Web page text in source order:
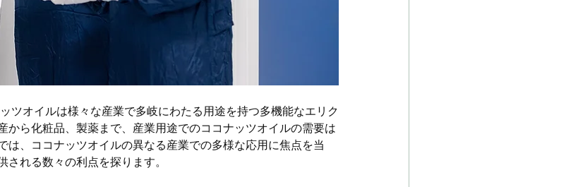
ツオイルは様々な産業で多岐にわたる用途を持つ多機能なエリク
から化粧品、製薬まで、産業用途でのココナッツオイルの需要は
は、ココナッツオイルの異なる産業での多様な応用に焦点を当
れる数々の利点を探ります。